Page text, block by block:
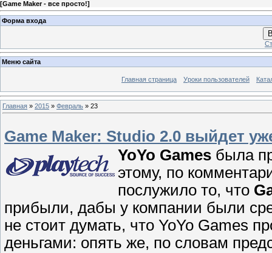
[Game Maker - все просто!]
Форма входа
Меню сайта
Главная страница Уроки пользователей
Главная » 2015 » Февраль » 23
Game Maker: Studio 2.0 выйдет
YoYo Games была
этому, по
послужило то, что
прибыли, дабы у компании были
не стоит думать, что YoYo Games
деньгами: опять же, по словам